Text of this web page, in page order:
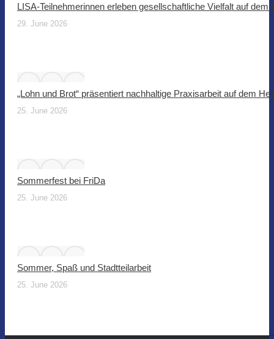
LISA-Teilnehmerinnen erleben gesellschaftliche Vielfalt auf dem
29. June 2026
„Lohn und Brot“ präsentiert nachhaltige Praxisarbeit auf dem
25. June 2026
Sommerfest bei FriDa
25. June 2026
Sommer, Spaß und Stadtteilarbeit
25. June 2026